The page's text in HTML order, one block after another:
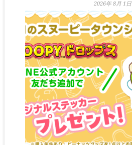
2026年 8月 1日